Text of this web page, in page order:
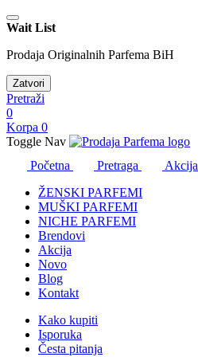
Wait List
Prodaja Originalnih Parfema BiH
Zatvori
Pretraži
0
Korpa 0
Toggle Nav
Početna
Pretraga Akcija
ŽENSKI PARFEMI
MUŠKI PARFEMI
NICHE PARFEMI
Brendovi
Akcija
Novo
Blog
Kontakt
Kako kupiti
Isporuka
Česta pitanja